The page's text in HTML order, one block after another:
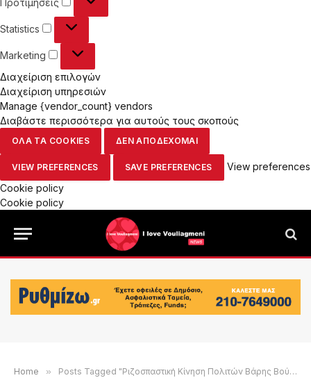
Statistics Statistics
Marketing Marketing
Διαχείριση επιλογών
Διαχείριση υπηρεσιών
Manage {vendor_count} vendors
Διαβάστε περισσότερα για αυτούς τους σκοπούς
ΟΛΑ ΤΑ COOKIES ΔΕΝ ΑΠΟΔΕΧΟΜΑΙ
VIEW PREFERENCES SAVE PREFERENCES
View preferences
Cookie policy
Cookie policy
Home » Posts Tagged "Ριζοσπαστική Κίνηση Πολιτών Βάρης Βούλας Βουλιαγμένης"